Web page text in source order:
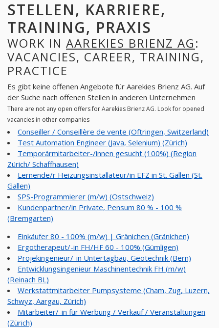
STELLEN, KARRIERE,
TRAINING, PRAXIS
WORK IN AAREKIES BRIENZ AG:
VACANCIES, CAREER, TRAINING,
PRACTICE
Es gibt keine offenen Angebote für Aarekies Brienz AG. Auf
der Suche nach offenen Stellen in anderen Unternehmen
There are not any open offers for Aarekies Brienz AG. Look for opened
vacancies in other companies
Conseiller / Conseillère de vente (Oftringen, Switzerland)
Test Automation Engineer (Java, Selenium) (Zürich)
Temporärmitarbeiter-/innen gesucht (100%) (Region
Zürich/ Schaffhausen)
Lernende/r Heizungsinstallateur/in EFZ in St. Gallen (St.
Gallen)
SPS-Programmierer (m/w) (Ostschweiz)
Kundenpartner/in Private, Pensum 80 % - 100 %
(Bremgarten)
Einkäufer 80 - 100% (m/w) | Gränichen (Gränichen)
Ergotherapeut/-in FH/HF 60 - 100% (Gümligen)
Projekingenieur/-in Untertagbau, Geotechnik (Bern)
Entwicklungsingenieur Maschinentechnik FH (m/w)
(Reinach BL)
Werkstattmitarbeiter Pumpsysteme (Cham, Zug, Luzern,
Schwyz, Aargau, Zürich)
Mitarbeiter/-in für Werbung / Verkauf / Veranstaltungen
(Zürich)